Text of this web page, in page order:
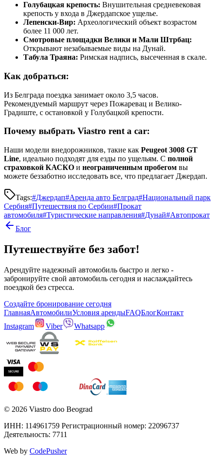
Голубацкая крепость: Внушительная средневековая
крепость у входа в Джердапское ущелье.
Лепенски-Вир: Археологический объект возрастом
более 11 000 лет.
Смотровые площадки Велики и Мали Штрбац:
Открывают незабываемые виды на Дунай.
Табула Траяна: Римская надпись, высеченная в скале.
Как добраться:
Из Белграда поездка занимает около 3,5 часов.
Рекомендуемый маршрут через Пожаревац и Велико-
Градиште, с остановкой у Голубацкой крепости.
Почему выбрать Viastro rent a car:
Наши модели внедорожников, такие как Peugeot 3008 GT
Line, идеально подходят для езды по ущельям. С полной
страховкой КАСКО и неограниченным пробегом вы
можете беззаботно исследовать все, что предлагает Джердап.
Tags:#Джердап#Аренда авто Белград#Национальный парк
Сербия#Путешествия по Сербии#Прокат
автомобиля#Туристические направления#Дунай#Автопрокат
Блог
Путешествуйте без забот!
Арендуйте надежный автомобиль быстро и легко -
забронируйте свой автомобиль сегодня и наслаждайтесь
поездкой без стресса.
Создайте бронирование сегодня
ГлавнаяАвтомобилиУсловия арендыFAQБлогКонтакт
Instagram
Viber Whatsapp
© 2026 Viastro doo Beograd
ИНН: 114961759 Регистрационный номер: 22096737
Деятельность: 7711
Web by CodePusher